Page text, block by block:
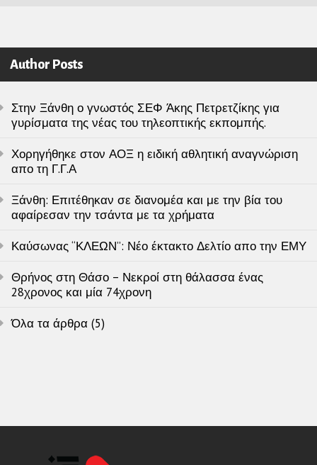
Author Posts
Στην Ξάνθη ο γνωστός ΣΕΦ Άκης Πετρετζίκης για
γυρίσματα της νέας του τηλεοπτικής εκπομπής.
Χορηγήθηκε στον ΑΟΞ η ειδική αθλητική αναγνώριση
απο τη Γ.Γ.Α
Ξάνθη: Επιτέθηκαν σε διανομέα και με την βία του
αφαίρεσαν την τσάντα με τα χρήματα
Καύσωνας “ΚΛΕΩΝ”: Νέο έκτακτο Δελτίο απο την ΕΜΥ
Θρήνος στη Θάσο – Νεκροί στη θάλασσα ένας
28χρονος και μία 74χρονη
Όλα τα άρθρα (5)